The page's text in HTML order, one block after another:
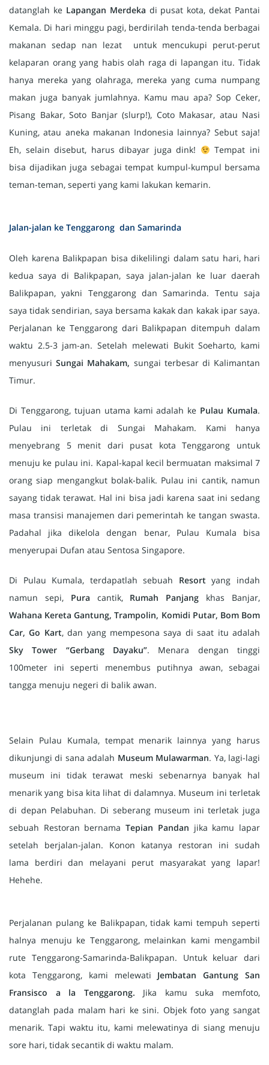
datanglah ke Lapangan Merdeka di pusat kota, dekat Pantai
Kemala. Di hari minggu pagi, berdirilah tenda-tenda berbagai
makanan sedap nan lezat untuk mencukupi perut-perut
kelaparan orang yang habis olah raga di lapangan itu. Tidak
hanya mereka yang olahraga, mereka yang cuma numpang
makan juga banyak jumlahnya. Kamu mau apa? Sop Ceker,
Pisang Bakar, Soto Banjar (slurp!), Coto Makasar, atau Nasi
Kuning, atau aneka makanan Indonesia lainnya? Sebut saja!
Eh, selain disebut, harus dibayar juga dink!
Tempat ini
bisa dijadikan juga sebagai tempat kumpul-kumpul bersama
teman-teman, seperti yang kami lakukan kemarin.
Jalan-jalan ke Tenggarong dan Samarinda
Oleh karena Balikpapan bisa dikelilingi dalam satu hari, hari
kedua saya di Balikpapan, saya jalan-jalan ke luar daerah
Balikpapan, yakni Tenggarong dan Samarinda. Tentu saja
saya tidak sendirian, saya bersama kakak dan kakak ipar saya.
Perjalanan ke Tenggarong dari Balikpapan ditempuh dalam
waktu 2.5-3 jam-an. Setelah melewati Bukit Soeharto, kami
menyusuriSungai Mahakam, sungai terbesar di Kalimantan
Timur.
Di Tenggarong, tujuan utama kami adalah ke Pulau Kumala.
Pulau ini terletak di Sungai Mahakam. Kami hanya
menyebrang 5 menit dari pusat kota Tenggarong untuk
menuju ke pulau ini. Kapal-kapal kecil bermuatan maksimal 7
orang siap mengangkut bolak-balik. Pulau ini cantik, namun
sayang tidak terawat. Hal ini bisa jadi karena saat ini sedang
masa transisi manajemen dari pemerintah ke tangan swasta.
Padahal jika dikelola dengan benar, Pulau Kumala bisa
menyerupai Dufan atau Sentosa Singapore.
Di Pulau Kumala, terdapatlah sebuah Resort yang indah
namun sepi, Pura cantik,Rumah Panjang khas Banjar,
Wahana Kereta Gantung, Trampolin, Komidi Putar, Bom Bom
Car, Go Kart, dan yang mempesona saya di saat itu adalah
Sky Tower “Gerbang Dayaku”. Menara dengan tinggi
100meter ini seperti menembus putihnya awan, sebagai
tangga menuju negeri di balik awan.
Selain Pulau Kumala, tempat menarik lainnya yang harus
dikunjungi di sana adalah Museum Mulawarman. Ya, lagi-lagi
museum ini tidak terawat meski sebenarnya banyak hal
menarik yang bisa kita lihat di dalamnya. Museum ini terletak
di depan Pelabuhan. Di seberang museum ini terletak juga
sebuah Restoran bernamaTepian Pandan jika kamu lapar
setelah berjalan-jalan. Konon katanya restoran ini sudah
lama berdiri dan melayani perut masyarakat yang lapar!
Hehehe.
Perjalanan pulang ke Balikpapan, tidak kami tempuh seperti
halnya menuju ke Tenggarong, melainkan kami mengambil
rute Tenggarong-Samarinda-Balikpapan. Untuk keluar dari
kota Tenggarong, kami melewati Jembatan Gantung San
Fransisco a la Tenggarong. Jika kamu suka memfoto,
datanglah pada malam hari ke sini. Objek foto yang sangat
menarik. Tapi waktu itu, kami melewatinya di siang menuju
sore hari, tidak secantik di waktu malam.